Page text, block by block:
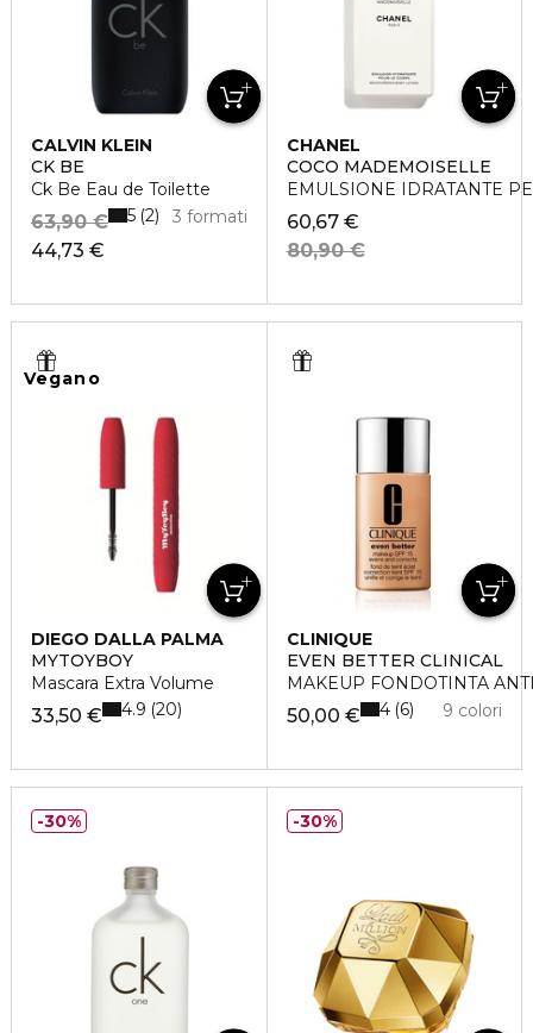
CALVIN KLEIN
CK BE
Ck Be Eau de Toilette
44,73 €
63,90 € 3 formati
5 2
CHANEL
COCO MADEMOISELLE
EMULSIONE IDRATANTE
60,67 €
80,90 €
Vegano
DIEGO DALLA PALMA
MYTOYBOY
Mascara Extra Volume
33,50 € 4.9 20
CLINIQUE
EVEN BETTER CLINICAL
MAKEUP FONDOTINTA
50,00 € 9 colori
4 6
30% 30%